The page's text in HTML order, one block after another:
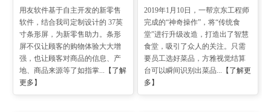
用友软件基于自主开发的新零售
软件，结合我司定制设计的 37英
寸条形屏，为新零售助力。条形
屏不仅让顾客的购物体验大大增
强，也让顾客对商品的信息、产
地、商品来源等了如指掌... 【了解
更多】
2019年1月10日，一帮京东工程师
完成的“神奇操作”，将“传统食
堂”进行升级改造，打造出了智慧
食堂，吸引了众人的关注。只需
要员工选好菜品，方雅视觉结算
台可以瞬间识别出菜品... 【了解更
多】